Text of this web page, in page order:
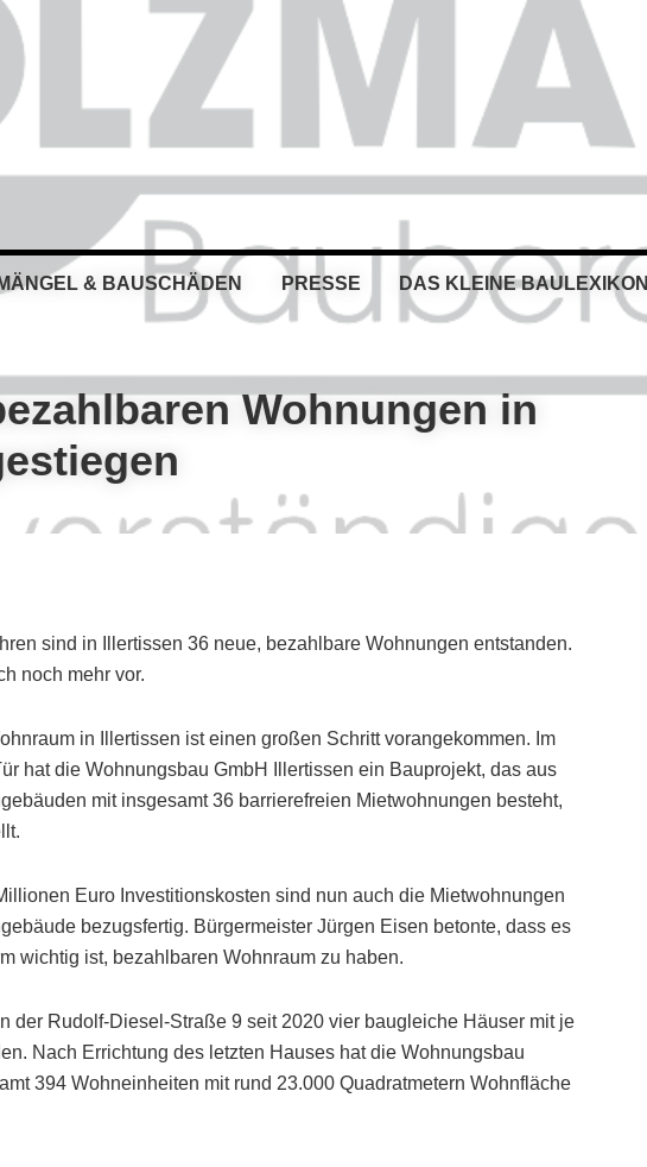
& BAUSCHÄDEN PRESSE DAS KLEINE BAULEXIKON
Wohnungen in
sind in Illertissen 36 neue, bezahlbare Wohnungen entstanden.
noch mehr vor.
in Illertissen ist einen großen Schritt vorangekommen. Im
hat die Wohnungsbau GmbH Illertissen ein Bauprojekt, das aus
mit insgesamt 36 barrierefreien Mietwohnungen besteht,
Euro Investitionskosten sind nun auch die Mietwohnungen
bezugsfertig. Bürgermeister Jürgen Eisen betonte, dass es
wichtig ist, bezahlbaren Wohnraum zu haben.
der Rudolf-Diesel-Straße 9 seit 2020 vier baugleiche Häuser mit je
Nach Errichtung des letzten Hauses hat die Wohnungsbau
394 Wohneinheiten mit rund 23.000 Quadratmetern Wohnfläche